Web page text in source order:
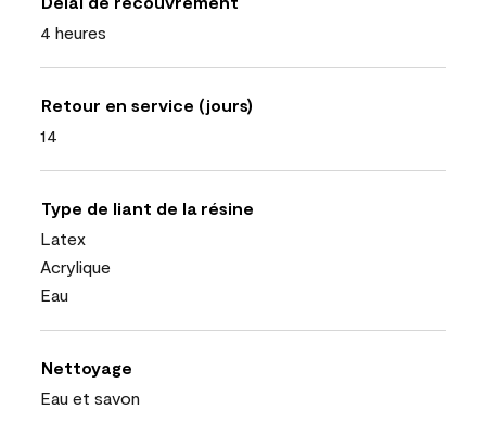
4 heures
Retour en service (jours)
14
Type de liant de la résine
Latex
Acrylique
Eau
Nettoyage
Eau et savon